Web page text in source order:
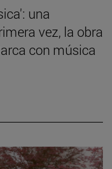
una
vez, la obra
con música